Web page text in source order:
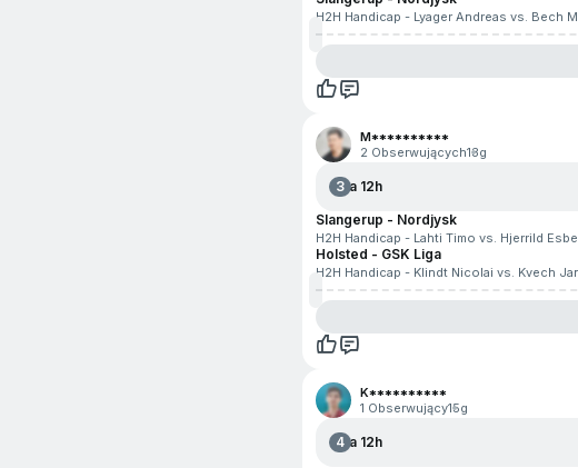
H2H Handicap - Lyager Andreas vs. Bech
M**********
2 Obserwujących13g
3Za 12h
Slangerup - Nordjysk
H2H Handicap - Lahti Timo vs. Hjerrild
Holsted - GSK Liga
H2H Handicap - Klindt Nicolai vs. Kvech
K**********
1 Obserwujący15g
4Za 12h